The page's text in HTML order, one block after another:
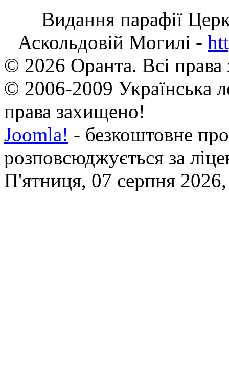
Видання парафії
Аскольдовій Могилі -
© 2026 Оранта. Всі
© 2006-2009 Українська
права захищено!
Joomla! - безкоштовне
розповсюджується за
П'ятниця, 07 серпня